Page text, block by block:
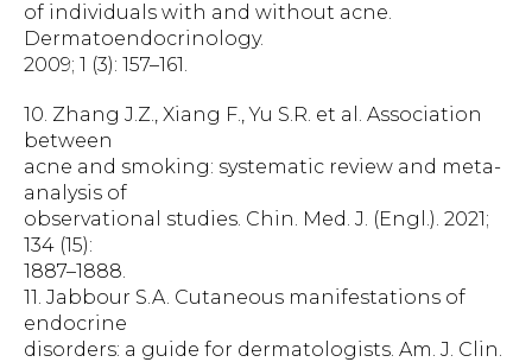
of individuals with and without acne.
Dermatoendocrinology.
2009; 1 (3): 157–161.
10. Zhang J.Z., Xiang F., Yu S.R. et al. Association
between
acne and smoking: systematic review and meta-
analysis of
observational studies. Chin. Med. J. (Engl.). 2021;
134 (15):
1887–1888.
11. Jabbour S.A. Cutaneous manifestations of
endocrine
disorders: a guide for dermatologists. Am. J. Clin.